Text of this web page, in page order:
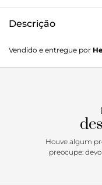
Descrição
alças largas, decote U
realçando as curvas
interno no decote,
com elastano
U Alças largas
Vendido e entregue por
Houve algum
preocupe: